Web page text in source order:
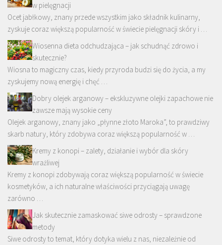
w pielęgnacji
Ocet jabłkowy, znany przede wszystkim jako składnik kulinarny,
zyskuje coraz większą popularność w świecie pielęgnacji skóry i …
Wiosenna dieta odchudzająca – jak schudnąć zdrowo i
skutecznie?
Wiosna to magiczny czas, kiedy przyroda budzi się do życia, a my
zyskujemy nową energię i chęć …
Dobry olejek arganowy – ekskluzywne olejki zapachowe nie
zawsze mają wysokie ceny
Olejek arganowy, znany jako „płynne złoto Maroka”, to prawdziwy
skarb natury, który zdobywa coraz większą popularność w …
Kremy z konopi – zalety, działanie i wybór dla skóry
wrażliwej
Kremy z konopi zdobywają coraz większą popularność w świecie
kosmetyków, a ich naturalne właściwości przyciągają uwagę
zarówno …
Jak skutecznie zamaskować siwe odrosty – sprawdzone
metody
Siwe odrosty to temat, który dotyka wielu z nas, niezależnie od